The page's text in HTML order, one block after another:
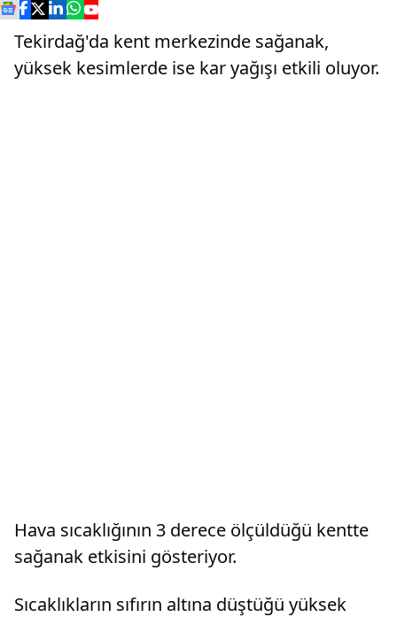
Tekirdağ'da kent merkezinde sağanak,
yüksek kesimlerde ise kar yağışı etkili oluyor.
Hava sıcaklığının 3 derece ölçüldüğü kentte
sağanak etkisini gösteriyor.
Sıcaklıkların sıfırın altına düştüğü yüksek